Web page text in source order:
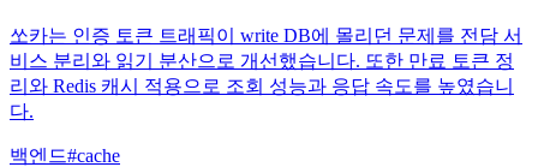
쏘카는 인증 토큰 트래픽이 write DB에 몰리던 문제를 전담 서
비스 분리와 읽기 분산으로 개선했습니다. 또한 만료 토큰 정
리와 Redis 캐시 적용으로 조회 성능과 응답 속도를 높였습니
다.
백엔드#cache